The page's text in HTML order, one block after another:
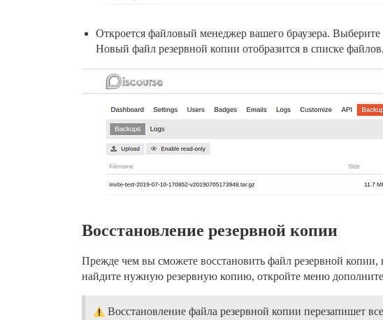
Откроется файловый менеджер вашего браузера.
Новый файл резервной копии отобразится в списке файлов.
Восстановление резервной копии
Прежде чем вы сможете восстановить файл резервной копии,
найдите нужную резервную копию, откройте меню
Восстановление файла резервной копии перезапишет